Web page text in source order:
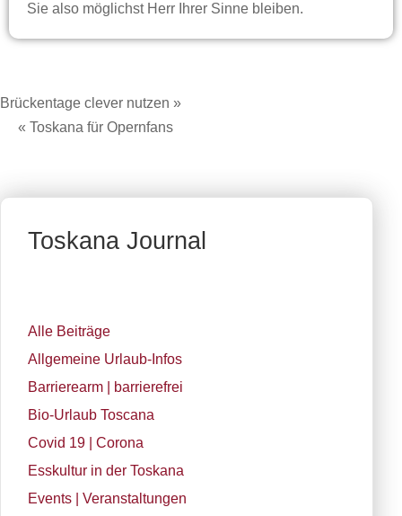
Sie also möglichst Herr Ihrer Sinne bleiben.
Brückentage clever nutzen »
« Toskana für Opernfans
Toskana Journal
Alle Beiträge
Allgemeine Urlaub-Infos
Barrierearm | barrierefrei
Bio-Urlaub Toscana
Covid 19 | Corona
Esskultur in der Toskana
Events | Veranstaltungen